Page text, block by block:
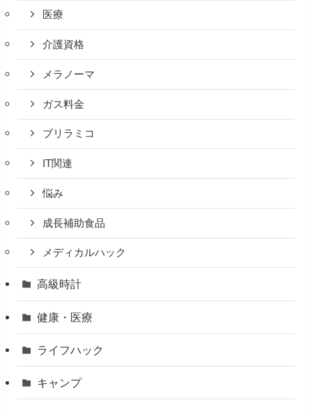
医療
介護資格
メラノーマ
ガス料金
ブリラミコ
IT関連
悩み
成長補助食品
メディカルハック
高級時計
健康・医療
ライフハック
キャンプ